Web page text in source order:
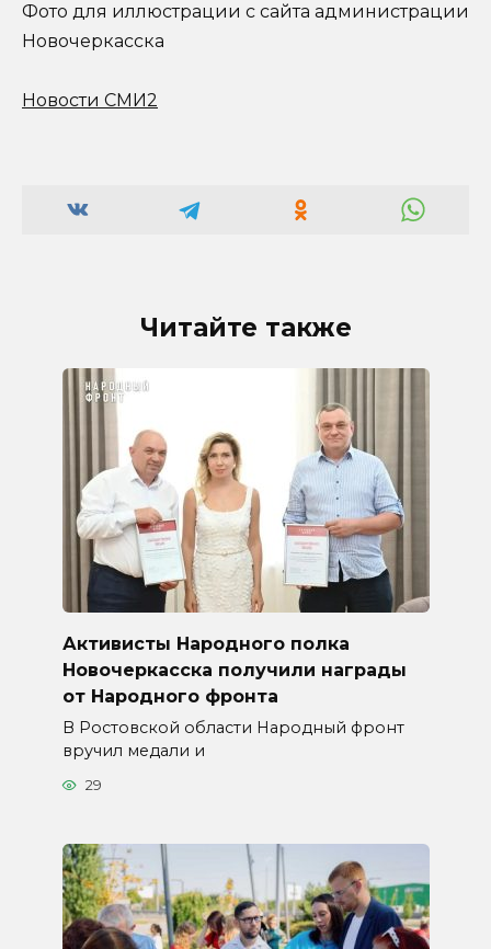
Фото для иллюстрации с сайта администрации
Новочеркасска
Новости СМИ2
Читайте также
Активисты Народного полка
Новочеркасска получили награды
от Народного фронта
В Ростовской области Народный фронт
вручил медали и
29